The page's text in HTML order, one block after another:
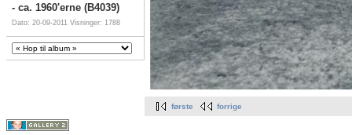
- ca. 1960'erne (B4039)
Dato: 20-09-2011 Visninger: 1788
første forrige